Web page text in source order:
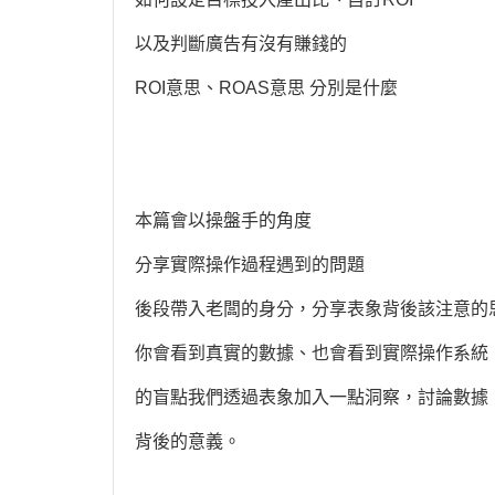
以及判斷廣告有沒有賺錢的
ROI意思、ROAS意思 分別是什麼
本篇會以操盤手的角度
分享實際操作過程遇到的問題
後段帶入老闆的身分，分享表象背後該注意的
你會看到真實的數據、也會看到實際操作系統
的盲點我們透過表象加入一點洞察，討論數據
背後的意義。